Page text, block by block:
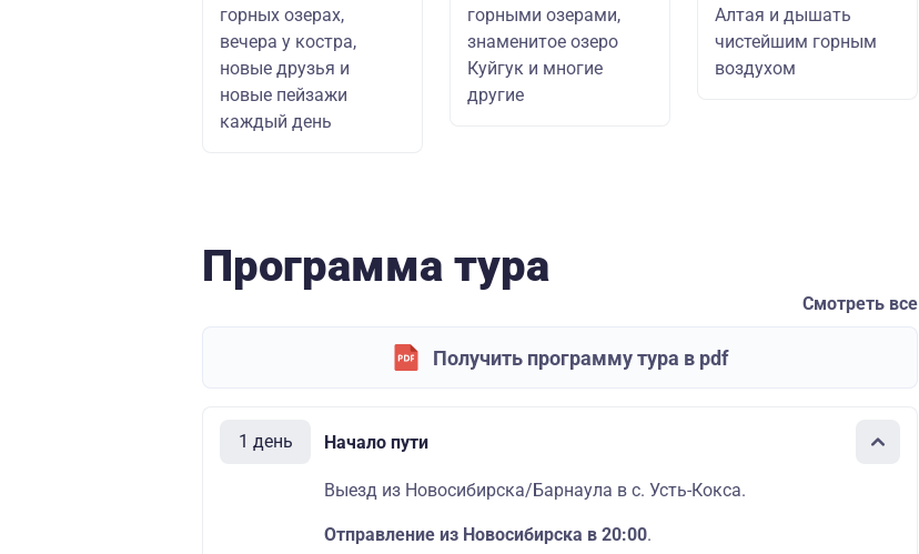
горных озерах,
вечера у костра,
новые друзья и
новые пейзажи
каждый день
горными озерами,
знаменитое озеро
Куйгук и многие
другие
Алтая и дышать
чистейшим горным
воздухом
Программа тура
Смотреть все
Получить программу тура в pdf
1 день Начало пути
Выезд из Новосибирска/Барнаула в с. Усть-Кокса.
Отправление из Новосибирска в 20:00.